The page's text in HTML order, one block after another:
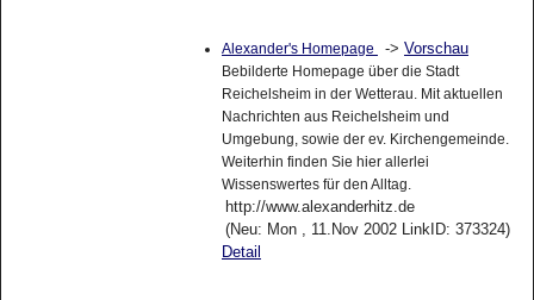
Alexander's Homepage -> Vorschau
Bebilderte Homepage über die Stadt
Reichelsheim in der Wetterau. Mit aktuellen
Nachrichten aus Reichelsheim und
Umgebung, sowie der ev. Kirchengemeinde.
Weiterhin finden Sie hier allerlei
Wissenswertes für den Alltag.
http://www.alexanderhitz.de
(Neu: Mon , 11.Nov 2002 LinkID: 373324)
Detail